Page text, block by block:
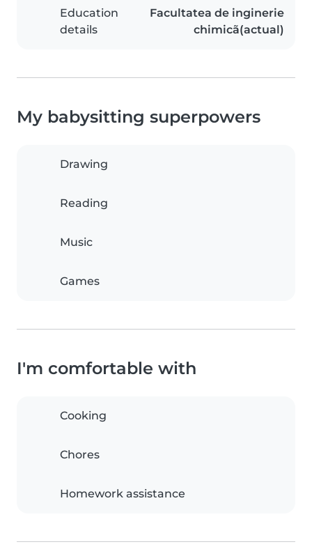
Education
details
Facultatea de inginerie
chimicã(actual)
My babysitting superpowers
Drawing
Reading
Music
Games
I'm comfortable with
Cooking
Chores
Homework assistance